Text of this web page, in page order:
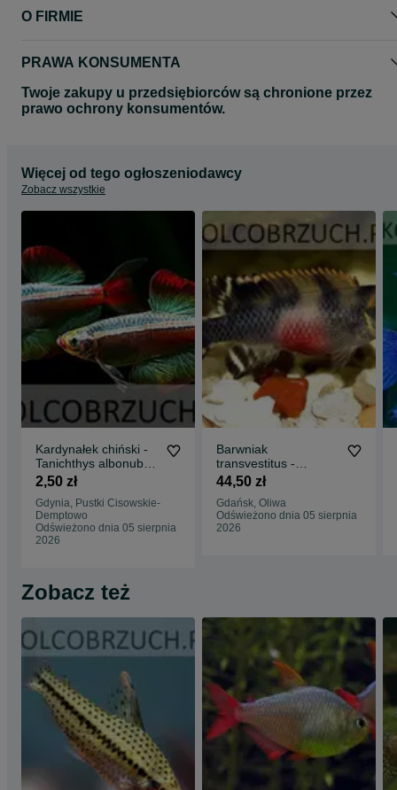
O FIRMIE
PRAWA KONSUMENTA
Twoje zakupy u przedsiębiorców są chronione przez
prawo ochrony konsumentów.
Więcej od tego ogłoszeniodawcy
Zobacz wszystkie
Kardynałek chiński -
Tanichthys albonubes
- dowozimy, wysyłamy
2,50 zł
Gdynia, Pustki Cisowskie-
Demptowo
Odświeżono dnia 05 sierpnia
2026
Barwniak
transvestitus -
Nanochromis
transvestitus - dowóz,
wysyłka
44,50 zł
Gdańsk, Oliwa
Odświeżono dnia 05 sierpnia
2026
Zobacz też